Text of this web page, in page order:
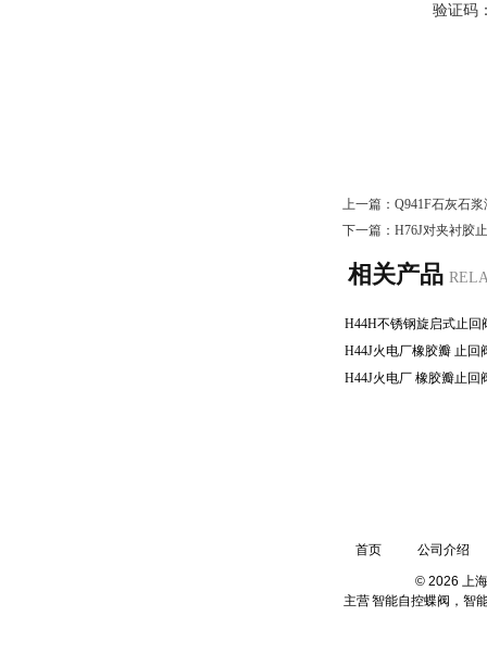
验证码
上一篇： Q941F石灰石
下一篇： H76J对夹衬胶
相关产品
首页 公司介绍
© 2026 上
主营智能自控蝶阀，智